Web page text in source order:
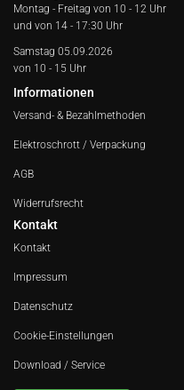
Montag - Freitag von 10 - 12 Uhr
und von 14 - 17:30 Uhr
Samstag 05.09.2026
von 10 - 15 Uhr
Informationen
Versand- & Bezahlmethoden
Elektroschrott / Verpackung
AGB
Widerrufsrecht
Kontakt
Kontakt
Impressum
Datenschutz
Cookie-Einstellungen
Download / Service